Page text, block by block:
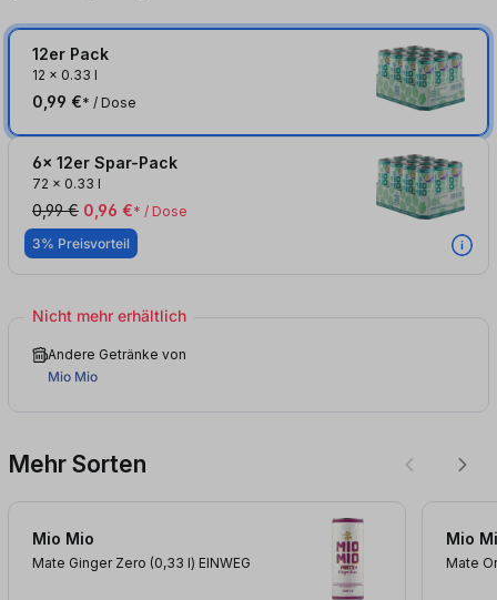
12er Pack
12 x 0.33 l
0,99 €* / Dose
6x 12er Spar-Pack
72 x 0.33 l
0,99 € 0,96 €* / Dose
3% Preisvorteil
Nicht mehr erhältlich
Andere Getränke von
Mio Mio
Mehr Sorten
Mio Mio
Mate Ginger Zero (0,33 l) EINWEG
Mio
Mate